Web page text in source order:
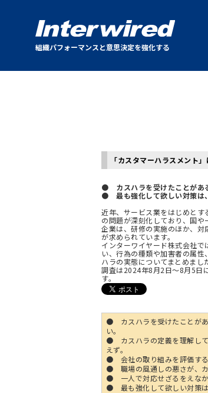
組織パフォーマンスと意思決定を強化する
「カスタマーハラスメント
● カスハラを受けたことがあ
● 最も強化して欲しい対策は
近年、サービス業をはじめとす
の問題が深刻化しており、国や
企業は、研修の実施のほか、
が求められています。
インターワイヤード株式会社
い、行為の種類や加害者の属
ハラの実態についてまとめまし
調査は2024年8月2日～8月5日
す。
● カスハラを受けたことがあ
い。
● カスハラの定義を理解して
えず。
● 会社の取り組みを評価する
● 職場の風通しの悪さが、カ
● 一人で対応せざるをえなか
● 最も強化して欲しい対策は